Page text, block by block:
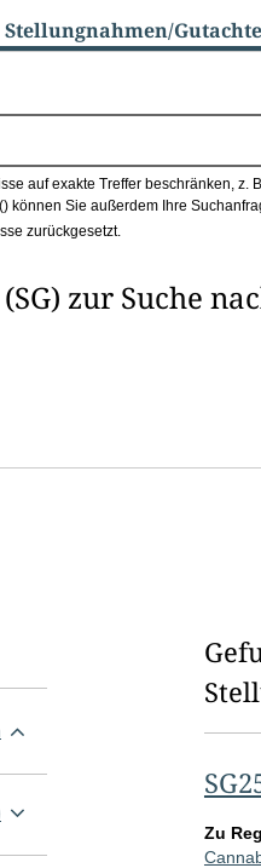
Stellungnahmen/​
auf exakte Treffer beschränken, z.
können Sie außerdem Ihre
zurückgesetzt.
zur Suche
Zu